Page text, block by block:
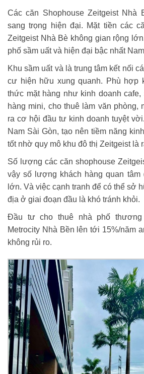
Các căn Shophouse Zeitgeist Nhà
sang trọng hiện đại. Mặt tiền các
Zeitgeist Nhà Bè không gian rộng
phố sầm uất và hiện đại bậc nhất
Khu sầm uất và là trung tâm kết nối
cư hiện hữu xung quanh. Phù hợp
thức mặt hàng như kinh doanh
hàng mini, cho thuê làm văn
ra cơ hội đầu tư kinh doanh tuyệt
Nam Sài Gòn, tạo nên tiềm năng
tốt nhờ quy mô khu đô thị Zeitgeist là
Số lượng các căn shophouse
vậy số lượng khách hàng quan tâm
lớn. Và việc cạnh tranh để có thể sở
địa ở giai đoạn đầu là khó tránh khỏi.
Đầu tư cho thuê nhà phố thương
Metrocity Nhà Bền lên tới 15%/năm
không rủi ro.